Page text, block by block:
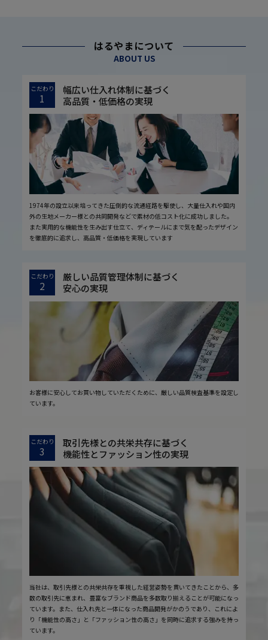
はるやまについて
ABOUT US
こだわり
1
幅広い仕入れ体制に基づく
高品質・低価格の実現
1974年の設立以来培ってきた圧倒的な流通経路を駆使し、大量仕入れや国内
外の生地メーカー様との共同開発などで素材の低コスト化に成功しました。
また実用的な機能性を生み出す仕立て、ディテールにまで気を配ったデザイン
を徹底的に追求し、高品質・低価格を実現しています
こだわり
2
厳しい品質管理体制に基づく
安心の実現
お客様に安心してお買い物していただくために、厳しい品質検査基準を設定し
ています。
こだわり
3
取引先様との共栄共存に基づく
機能性とファッション性の実現
当社は、取引先様との共栄共存を重視した経営姿勢を貫いてきたことから、多
数の取引先に恵まれ、豊富なブランド商品を多数取り揃えることが可能になっ
ています。また、仕入れ先と一体になった商品開発がかのうであり、これによ
り「機能性の高さ」と「ファッション性の高さ」を同時に追求する強みを持っ
ています。